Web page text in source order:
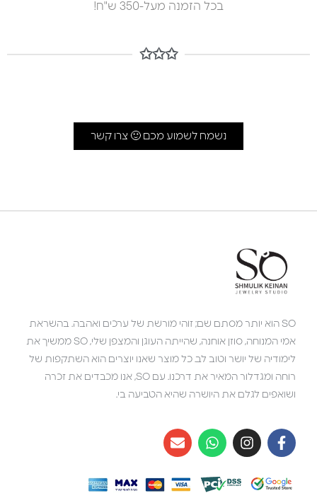
בכל הזמנה מעל-350 ש"ח!
✩✩✩
נשמח לשמוע מכם 🙂 צרו קשר
SO הוא יותר מסתם שם; זוהי מורשת של ערכים ואהבה. בהשראת
אמי המנוחה, סוזן אוחנה, שהייתה העוגן והמצפן שלי, SO ממשיך את
לימודיה של יושר וטוב לב. כל מוצר שאנו יוצרים הוא השתקפות של
רוחה ומגדלור המאיר את דרכנו. עם SO, אנו מכבדים את זכרה
ושואפים לגלם את היושרה שהיא הטביעה בי.